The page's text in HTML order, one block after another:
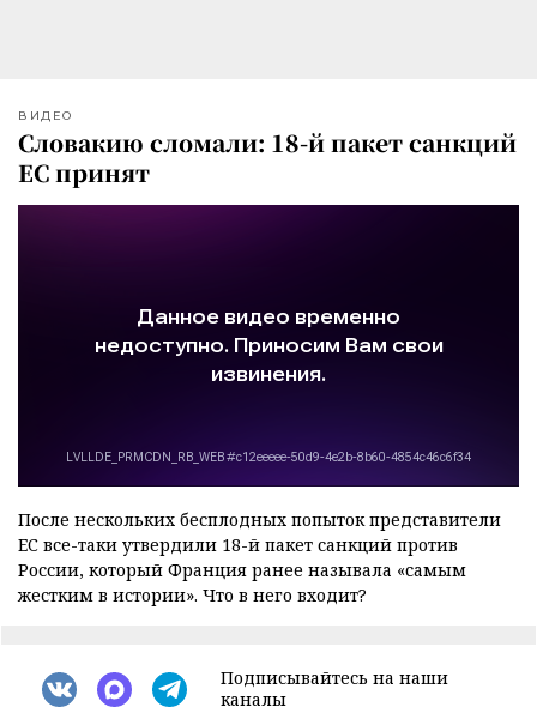
ВИДЕО
Словакию сломали: 18-й пакет санкций
ЕС принят
После нескольких бесплодных попыток представители
ЕС все-таки утвердили 18-й пакет санкций против
России, который Франция ранее называла «самым
жестким в истории». Что в него входит?
Подписывайтесь на наши
каналы